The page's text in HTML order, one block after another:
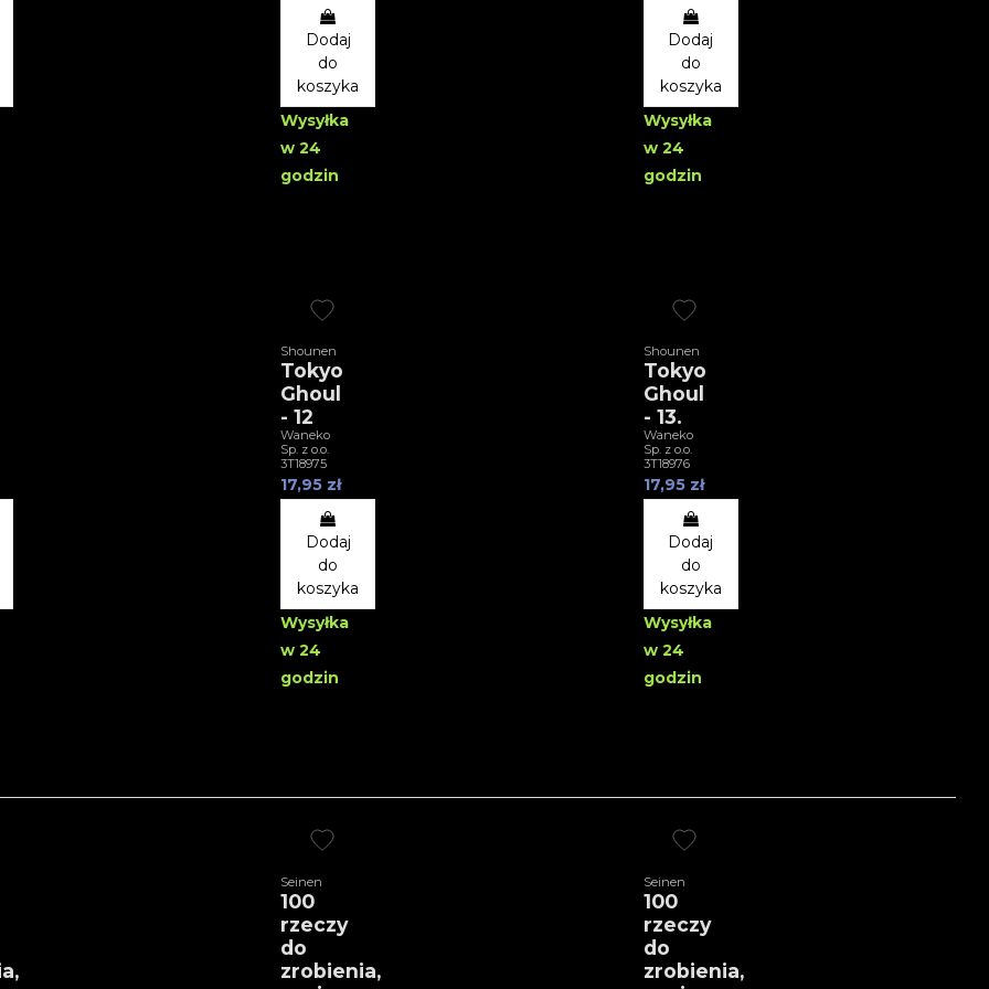
Dodaj
do
koszyka
Wysyłka
w 24
godzin
Dodaj
do
koszyka
Wysyłka
w 24
godzin
Shounen
Tokyo
Ghoul
- 12
Waneko
Sp. z o.o.
3T18975
17,95 zł
Dodaj
do
koszyka
Wysyłka
w 24
godzin
Shounen
Tokyo
Ghoul
- 13.
Waneko
Sp. z o.o.
3T18976
17,95 zł
Dodaj
do
koszyka
Wysyłka
w 24
godzin
Seinen
100
rzeczy
do
zrobienia,
Seinen
100
rzeczy
do
zrobienia,